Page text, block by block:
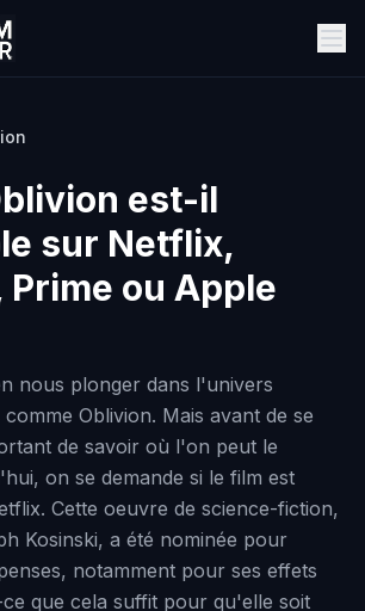
est-il
sur Netflix,
Prime ou Apple
nous plonger dans l'univers
Oblivion. Mais avant de se
de savoir où l'on peut le
on se demande si le film est
Cette oeuvre de science-fiction,
Kosinski, a été nominée pour
notamment pour ses effets
que cela suffit pour qu'elle soit